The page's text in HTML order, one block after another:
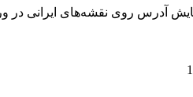
آدرس روی نقشه‌‌های ایرانی در